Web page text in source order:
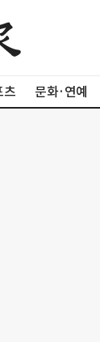
츠 문화·연예